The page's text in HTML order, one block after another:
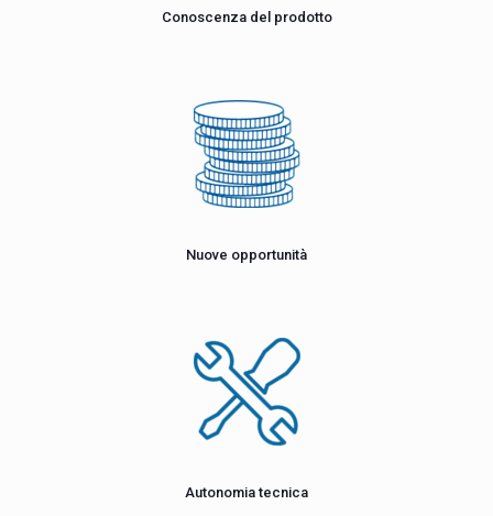
Conoscenza del prodotto
Nuove opportunità
Autonomia tecnica